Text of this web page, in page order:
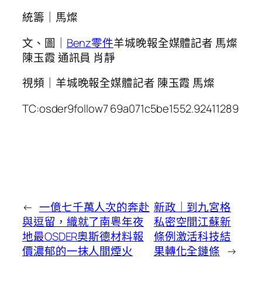
統籌｜馬燦
文、圖｜ Benz零件羊城晚報全媒體記者 馬燦
陳玉霞 通訊員 肖靜
視頻｜羊城晚報全媒體記者 陳玉霞 馬燦
TC:osder9follow7 69a071c5be1552.92411289
← 一億七千萬人次的奔赴
與逗留，織就了南粵年夜
地最OSDER奧斯德材料報
價濃郁的一抹人間煙火
新政｜到九宮格
私密空間江蘇新
條例激活科技結
果轉化全鏈條 →